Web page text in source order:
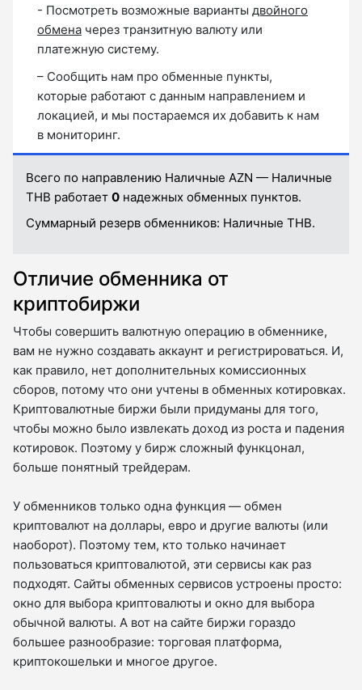
- Посмотреть возможные варианты двойного
обмена через транзитную валюту или
платежную систему.
– Сообщить нам про обменные пункты,
которые работают с данным направлением и
локацией, и мы постараемся их добавить к нам
в мониторинг.
Всего по направлению Наличные AZN — Наличные
THB работает 0 надежных обменных пунктов.
Суммарный резерв обменников: Наличные THB.
Отличие обменника от
криптобиржи
Чтобы совершить валютную операцию в обменнике,
вам не нужно создавать аккаунт и регистрироваться. И,
как правило, нет дополнительных комиссионных
сборов, потому что они учтены в обменных котировках.
Криптовалютные биржи были придуманы для того,
чтобы можно было извлекать доход из роста и падения
котировок. Поэтому у бирж сложный функцонал,
больше понятный трейдерам.
У обменников только одна функция — обмен
криптовалют на доллары, евро и другие валюты (или
наоборот). Поэтому тем, кто только начинает
пользоваться криптовалютой, эти сервисы как раз
подходят. Сайты обменных сервисов устроены просто:
окно для выбора криптовалюты и окно для выбора
обычной валюты. А вот на сайте биржи гораздо
большее разнообразие: торговая платформа,
криптокошельки и многое другое.